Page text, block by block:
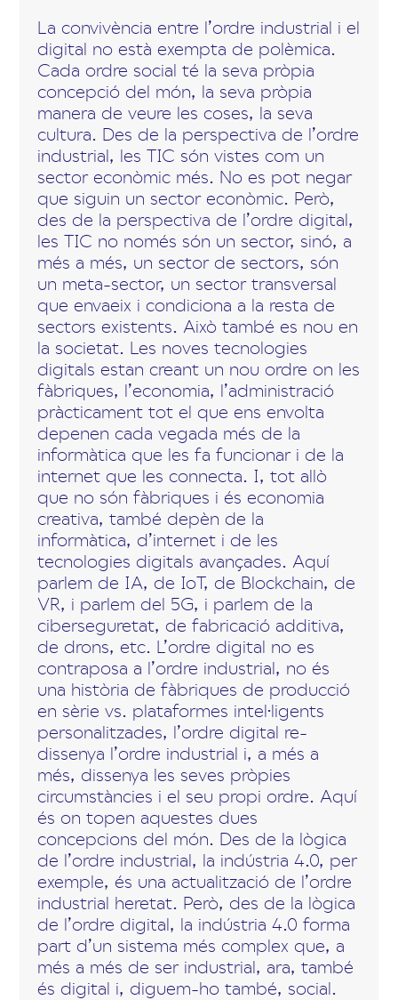
La convivència entre l’ordre industrial i el
digital no està exempta de polèmica.
Cada ordre social té la seva pròpia
concepció del món, la seva pròpia
manera de veure les coses, la seva
cultura. Des de la perspectiva de l’ordre
industrial, les TIC són vistes com un
sector econòmic més. No es pot negar
que siguin un sector econòmic. Però,
des de la perspectiva de l’ordre digital,
les TIC no només són un sector, sinó, a
més a més, un sector de sectors, són
un meta-sector, un sector transversal
que envaeix i condiciona a la resta de
sectors existents. Això també es nou en
la societat. Les noves tecnologies
digitals estan creant un nou ordre on les
fàbriques, l’economia, l’administració
pràcticament tot el que ens envolta
depenen cada vegada més de la
informàtica que les fa funcionar i de la
internet que les connecta. I, tot allò
que no són fàbriques i és economia
creativa, també depèn de la
informàtica, d’internet i de les
tecnologies digitals avançades. Aquí
parlem de IA, de IoT, de Blockchain, de
VR, i parlem del 5G, i parlem de la
ciberseguretat, de fabricació additiva,
de drons, etc. L’ordre digital no es
contraposa a l’ordre industrial, no és
una història de fàbriques de producció
en sèrie vs. plataformes intel·ligents
personalitzades, l’ordre digital re-
dissenya l’ordre industrial i, a més a
més, dissenya les seves pròpies
circumstàncies i el seu propi ordre. Aquí
és on topen aquestes dues
concepcions del món. Des de la lògica
de l’ordre industrial, la indústria 4.0, per
exemple, és una actualització de l’ordre
industrial heretat. Però, des de la lògica
de l’ordre digital, la indústria 4.0 forma
part d’un sistema més complex que, a
més a més de ser industrial, ara, també
és digital i, diguem-ho també, social.